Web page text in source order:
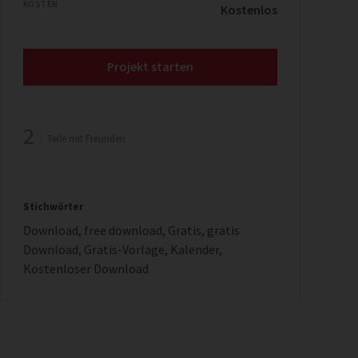
Kostenlos
Projekt starten
Stichwörter
Download, free download, Gratis, gratis
Download, Gratis-Vorlage, Kalender,
Kostenloser Download